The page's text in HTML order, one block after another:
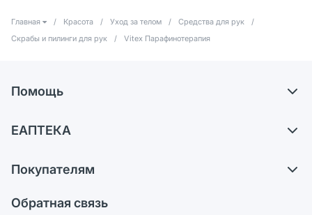
Главная / Красота / Уход за телом / Средства для рук
/
Скрабы и пилинги для рук
/ Vitex Парафинотерапия
Помощь
Самовывоз из аптек
Ответы на вопросы
ЕАПТЕКА
Карьера
Поставщики
Покупателям
Обратная связь